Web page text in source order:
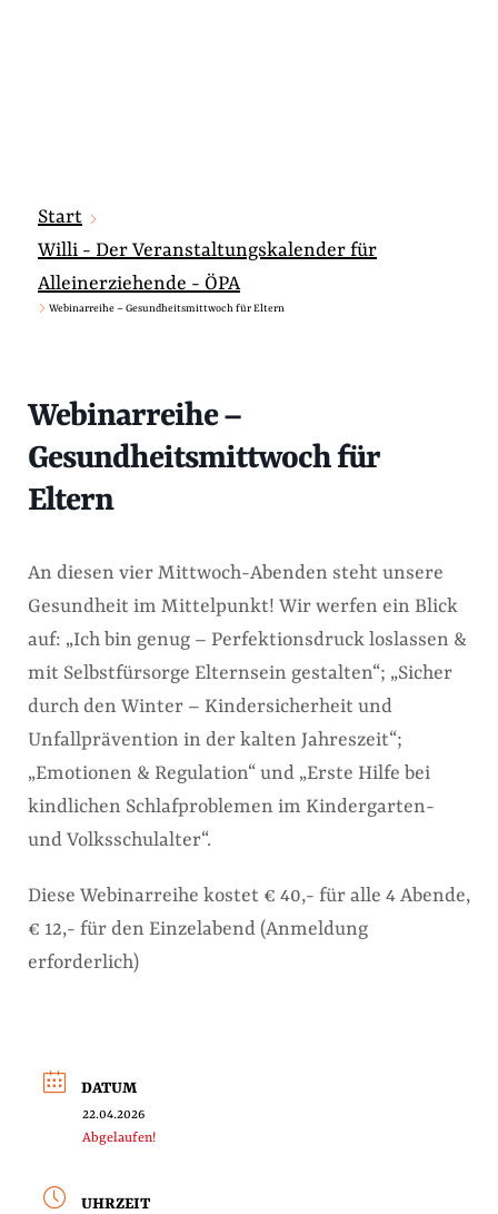
Start
Willi - Der Veranstaltungskalender für
Alleinerziehende - ÖPA
Webinarreihe – Gesundheitsmittwoch für Eltern
Webinarreihe –
Gesundheitsmittwoch für
Eltern
An diesen vier Mittwoch-Abenden steht unsere
Gesundheit im Mittelpunkt! Wir werfen ein Blick
auf: „Ich bin genug – Perfektionsdruck loslassen &
mit Selbstfürsorge Elternsein gestalten“; „Sicher
durch den Winter – Kindersicherheit und
Unfallprävention in der kalten Jahreszeit“;
„Emotionen & Regulation“ und „Erste Hilfe bei
kindlichen Schlafproblemen im Kindergarten-
und Volksschulalter“.
Diese Webinarreihe kostet € 40,- für alle 4 Abende,
€ 12,- für den Einzelabend (Anmeldung
erforderlich)
DATUM
22.04.2026
Abgelaufen!
UHRZEIT